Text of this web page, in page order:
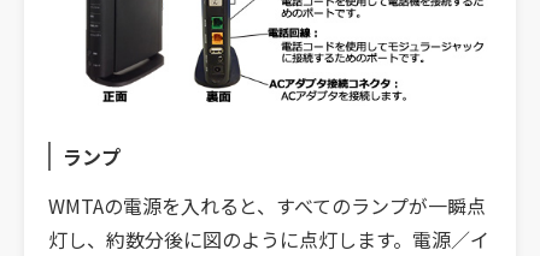
ランプ
WMTAの電源を入れると、すべてのランプが一瞬点
灯し、約数分後に図のように点灯します。電源／イ